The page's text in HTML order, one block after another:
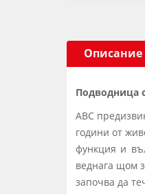
Описание
Подводница
ABC
години от
функция и
веднага щом
започва да